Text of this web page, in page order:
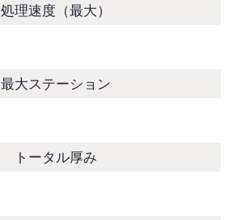
処理速度（最大）
最大ステーション
トータル厚み